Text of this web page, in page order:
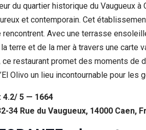
du quartier historique du Vaugueux
et contemporain. Cet
rencontrent. Avec une terrasse
terre et de la mer à travers une carte
ce restaurant promet des moments de
Olivo un lieu incontournable pour les
4.2/ 5 — 1664
34 Rue du Vaugueux, 14000 Caen,